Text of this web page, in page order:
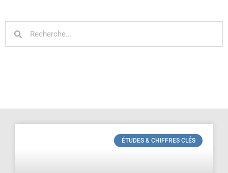
ÉTUDES & CHIFFRES CLÉS